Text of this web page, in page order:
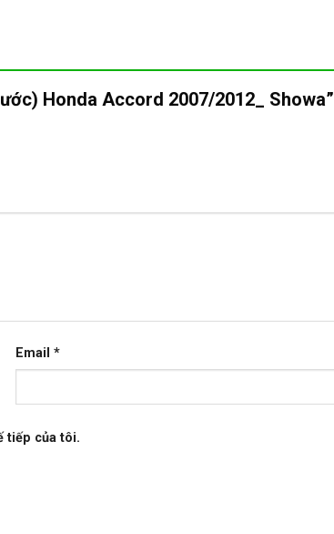
Honda Accord 2007/2012_ Showa”
Email *
tiếp của tôi.